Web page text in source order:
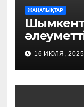
ЖАҢАЛЫҚТАР
Шымкент
үдерісі
«FSM
жобасы
16 ИЮЛЯ, 2025